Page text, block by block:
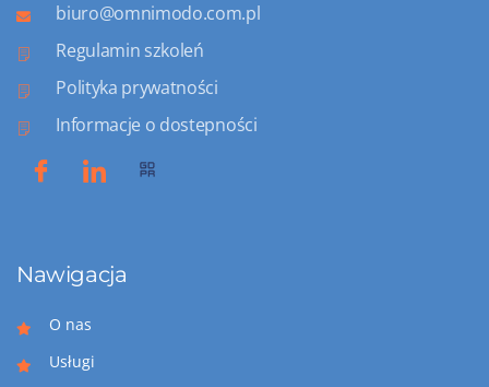
biuro@omnimodo.com.pl
Regulamin szkoleń
Polityka prywatności
Informacje o dostepności
Nawigacja
O nas
Usługi